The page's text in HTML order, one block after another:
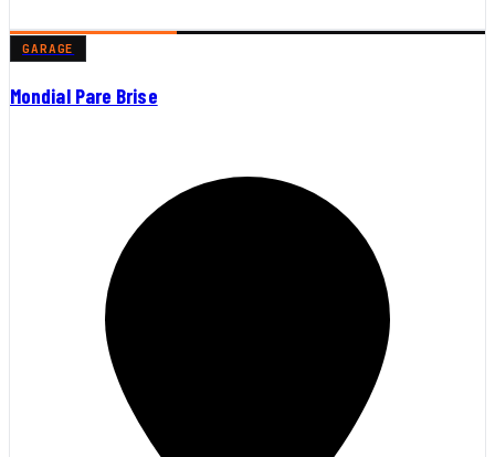
GARAGE
Mondial Pare Brise